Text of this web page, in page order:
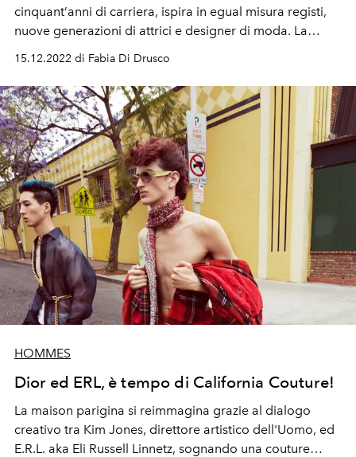
cinquant’anni di carriera, ispira in egual misura registi,
nuove generazioni di attrici e designer di moda. La
15.12.2022 di Fabia Di Drusco
HOMMES
Dior ed ERL, è tempo di California Couture!
La maison parigina si reimmagina grazie al dialogo
creativo tra Kim Jones, direttore artistico dell'Uomo, ed
E.R.L. aka Eli Russell Linnetz, sognando una couture